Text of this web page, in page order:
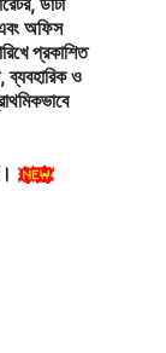
অফিস
প্রকাশিত
ও